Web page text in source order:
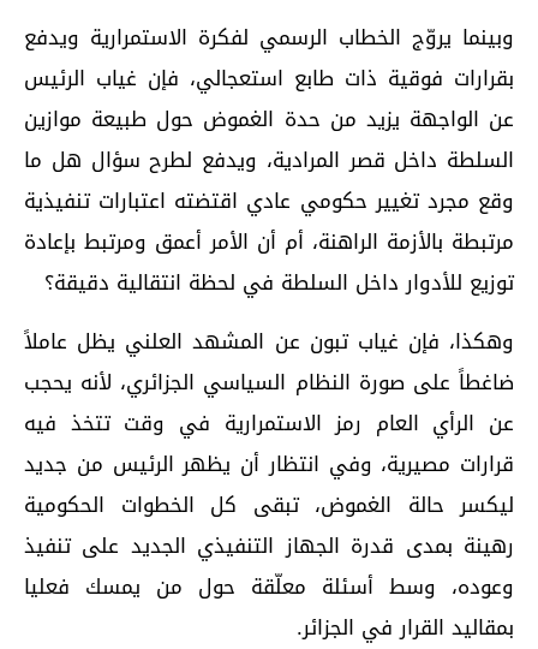
وبينما يروّج الخطاب الرسمي لفكرة الاستمرارية ويدفع
بقرارات فوقية ذات طابع استعجالي، فإن غياب الرئيس
عن الواجهة يزيد من حدة الغموض حول طبيعة موازين
السلطة داخل قصر المرادية، ويدفع لطرح سؤال هل ما
وقع مجرد تغيير حكومي عادي اقتضته اعتبارات تنفيذية
مرتبطة بالأزمة الراهنة، أم أن الأمر أعمق ومرتبط بإعادة
توزيع للأدوار داخل السلطة في لحظة انتقالية دقيقة؟
وهكذا، فإن غياب تبون عن المشهد العلني يظل عاملاً
ضاغطاً على صورة النظام السياسي الجزائري، لأنه يحجب
عن الرأي العام رمز الاستمرارية في وقت تتخذ فيه
قرارات مصيرية، وفي انتظار أن يظهر الرئيس من جديد
ليكسر حالة الغموض، تبقى كل الخطوات الحكومية
رهينة بمدى قدرة الجهاز التنفيذي الجديد على تنفيذ
وعوده، وسط أسئلة معلّقة حول من يمسك فعليا
بمقاليد القرار في الجزائر.